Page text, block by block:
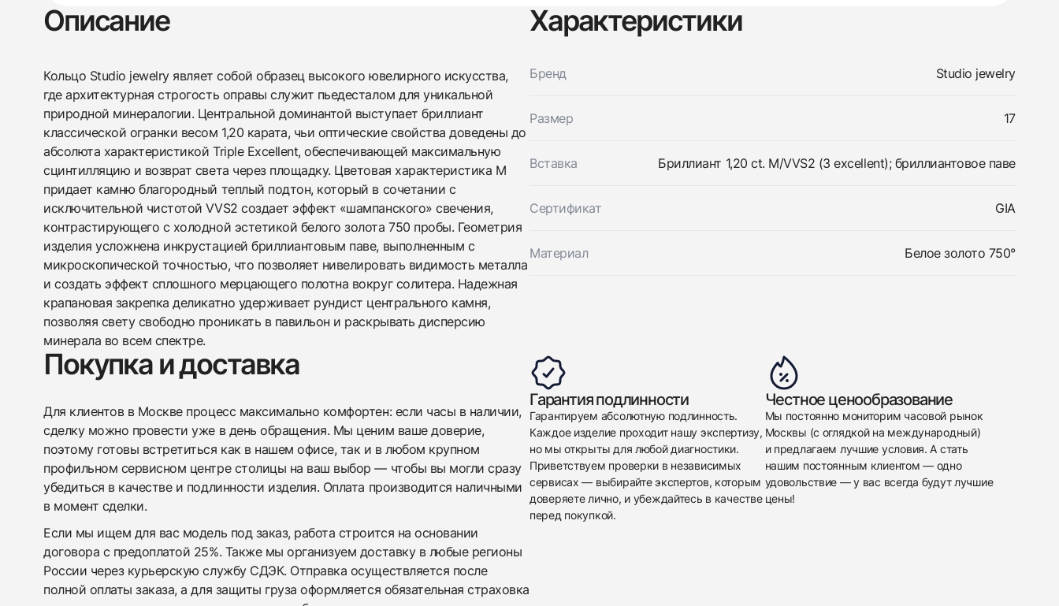
Описание
Кольцо Studio jewelry являет собой образец высокого ювелирного искусства,
где архитектурная строгость оправы служит пьедесталом для уникальной
природной минералогии. Центральной доминантой выступает бриллиант
классической огранки весом 1,20 карата, чьи оптические свойства доведены до
абсолюта характеристикой Triple Excellent, обеспечивающей максимальную
сцинтилляцию и возврат света через площадку. Цветовая характеристика M
придает камню благородный теплый подтон, который в сочетании с
исключительной чистотой VVS2 создает эффект «шампанского» свечения,
контрастирующего с холодной эстетикой белого золота 750 пробы. Геометрия
изделия усложнена инкрустацией бриллиантовым паве, выполненным с
микроскопической точностью, что позволяет нивелировать видимость металла
и создать эффект сплошного мерцающего полотна вокруг солитера. Надежная
крапановая закрепка деликатно удерживает рундист центрального камня,
позволяя свету свободно проникать в павильон и раскрывать дисперсию
минерала во всем спектре.
Характеристики
Бренд Studio jewelry
Размер 17
Вставка Бриллиант 1,20 ct. M/VVS2 (3 excellent); бриллиантовое паве
Сертификат GIA
Материал Белое золото 750°
Покупка и доставка
Для клиентов в Москве процесс максимально комфортен: если часы в наличии,
сделку можно провести уже в день обращения. Мы ценим ваше доверие,
поэтому готовы встретиться как в нашем офисе, так и в любом крупном
профильном сервисном центре столицы на ваш выбор — чтобы вы могли сразу
убедиться в качестве и подлинности изделия. Оплата производится наличными
в момент сделки.
Если мы ищем для вас модель под заказ, работа строится на основании
договора с предоплатой 25%. Также мы организуем доставку в любые регионы
России через курьерскую службу СДЭК. Отправка осуществляется после
полной оплаты заказа, а для защиты груза оформляется обязательная страховка
Гарантия подлинности
Гарантируем абсолютную подлинность.
Каждое изделие проходит нашу экспертизу,
но мы открыты для любой диагностики.
Приветствуем проверки в независимых
сервисах — выбирайте экспертов, которым
доверяете лично, и убеждайтесь в качестве
перед покупкой.
Честное ценообразование
Мы постоянно мониторим часовой рынок
Москвы (с оглядкой на международный)
и предлагаем лучшие условия. А стать
нашим постоянным клиентом — одно
удовольствие — у вас всегда будут лучшие
цены!
Купить эти часы
Оставьте ваши контактные данные и мы свяжемся с
вами
Studio jewelry
Кольцо с бриллиантом 1,20 ct. M/VVS2 (3
Excellent)
НовыеКоробка + Документы
$4,450
Оставьте ваши контактные данные и мы свяжемся с
вами
Studio jewelry
Кольцо с бриллиантом 1,20 ct. M/VVS2 (3
Excellent)
НовыеКоробка + Документы
$4,450
Приложите фото ваших часов…